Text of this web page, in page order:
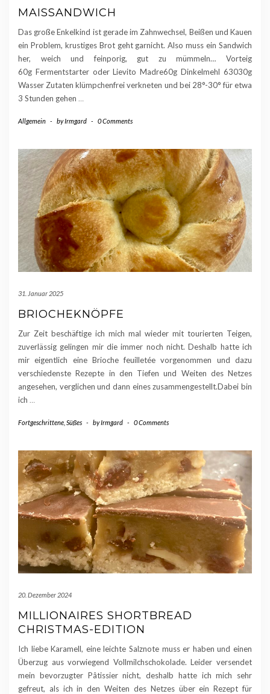
MAISSANDWICH
Das große Enkelkind ist gerade im Zahnwechsel, Beißen und Kauen
ein Problem, krustiges Brot geht garnicht. Also muss ein Sandwich
her, weich und feinporig, gut zu mümmeln… Vorteig
60g Fermentstarter oder Lievito Madre60g Dinkelmehl 63030g
Wasser Zutaten klümpchenfrei verkneten und bei 28°-30° für etwa
3 Stunden gehen …
Allgemein - byIrmgard - 0 Comments
31. Januar 2025
BRIOCHEKNÖPFE
Zur Zeit beschäftige ich mich mal wieder mit tourierten Teigen,
zuverlässig gelingen mir die immer noch nicht. Deshalb hatte ich
mir eigentlich eine Brioche feuilletée vorgenommen und dazu
verschiedenste Rezepte in den Tiefen und Weiten des Netzes
angesehen, verglichen und dann eines zusammengestellt.Dabei bin
ich …
Fortgeschrittene Süßes - byIrmgard - 0 Comments
20. Dezember 2024
MILLIONAIRES SHORTBREAD
CHRISTMAS-EDITION
Ich liebe Karamell, eine leichte Salznote muss er haben und einen
Überzug aus vorwiegend Vollmilchschokolade. Leider versendet
mein bevorzugter Pâtissier nicht, deshalb hatte ich mich sehr
gefreut, als ich in den Weiten des Netzes über ein Rezept für